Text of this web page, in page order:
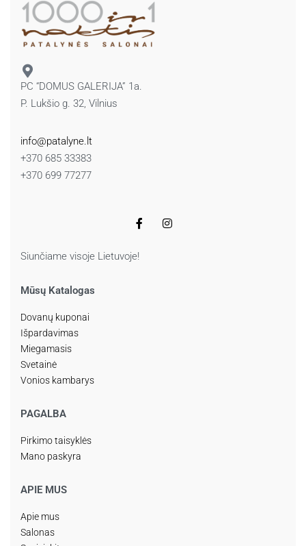
PC “DOMUS GALERIJA” 1a.
P. Lukšio g. 32, Vilnius
info@patalyne.lt
+370 685 33383
+370 699 77277
Siunčiame visoje Lietuvoje!
Mūsų Katalogas
Dovanų kuponai
Išpardavimas
Miegamasis
Svetainė
Vonios kambarys
PAGALBA
Pirkimo taisyklės
Mano paskyra
APIE MUS
Apie mus
Salonas